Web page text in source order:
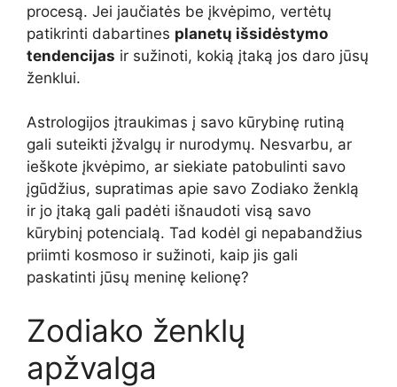
procesą. Jei jaučiatės be įkvėpimo, vertėtų
patikrinti dabartines planetų išsidėstymo
tendencijas ir sužinoti, kokią įtaką jos daro jūsų
ženklui.
Astrologijos įtraukimas į savo kūrybinę rutiną
gali suteikti įžvalgų ir nurodymų. Nesvarbu, ar
ieškote įkvėpimo, ar siekiate patobulinti savo
įgūdžius, supratimas apie savo Zodiako ženklą
ir jo įtaką gali padėti išnaudoti visą savo
kūrybinį potencialą. Tad kodėl gi nepabandžius
priimti kosmoso ir sužinoti, kaip jis gali
paskatinti jūsų meninę kelionę?
Zodiako ženklų
apžvalga